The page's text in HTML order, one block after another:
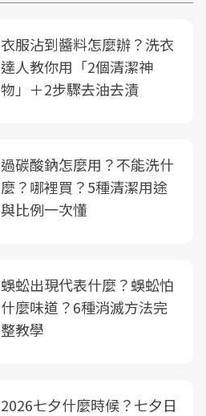
衣服沾到醬料怎麼辦？洗衣
達人教你用「2個清潔神
物」＋2步驟去油去漬
過碳酸鈉怎麼用？不能洗什
麼？哪裡買？5種清潔用途
與比例一次懂
蜈蚣出現代表什麼？蜈蚣怕
什麼味道？6種消滅方法完
整教學
2026七夕什麼時候？七夕日